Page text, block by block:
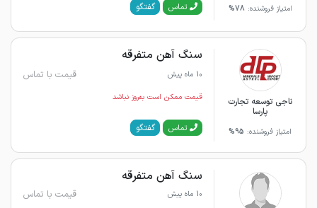
امتیاز فروشنده: 78% تماس گفتگو
ناجی توسعه تجارت
پارسا
امتیاز فروشنده: 95%
سنگ آهن متفرقه
10 ماه پیش قیمت با تماس
قیمت ممکن است به‌روز نباشد
تماس گفتگو
سنگ آهن متفرقه
10 ماه پیش قیمت با تماس